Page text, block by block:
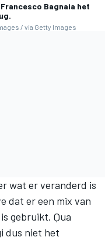
Bagnaia het
/ via Getty Images
wat er veranderd is
dat er een mix van
gebruikt. Qua
dus niet het